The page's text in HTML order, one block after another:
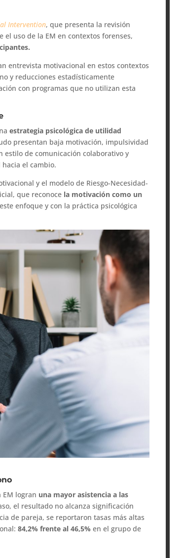
Intervention, que presenta la revisión
uso de la EM en contextos forenses,
entrevista motivacional en estos contextos
y reducciones estadísticamente
con programas que no utilizan esta
estrategia psicológica de utilidad
presentan baja motivación, impulsividad
estilo de comunicación colaborativo y
el cambio.
y el modelo de Riesgo-Necesidad-
que reconoce la motivación como un
enfoque y con la práctica psicológica
logran una mayor asistencia a las
el resultado no alcanza significación
de pareja, se reportaron tasas más altas
84,2% frente al 46,5% en el grupo de